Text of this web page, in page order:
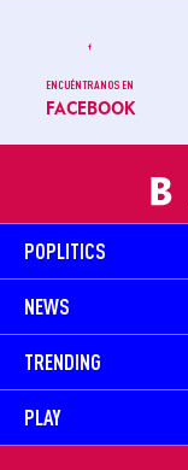
ENCUÉNTRANOS EN
FACEBOOK
POPLITICS
NEWS
TRENDING
PLAY